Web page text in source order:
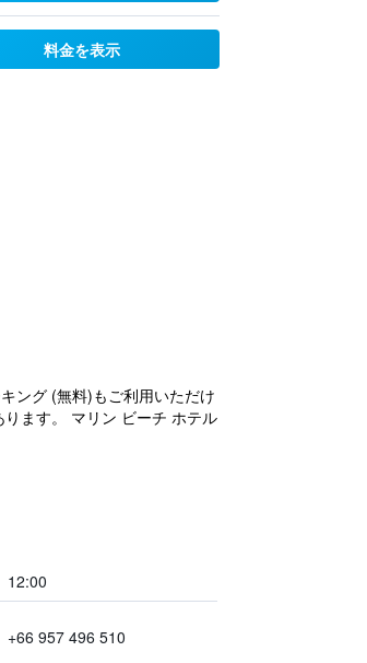
料金を表示
ング (無料)もご利用いただけ
ます。 マリン ビーチ ホテル
12:00
+66 957 496 510